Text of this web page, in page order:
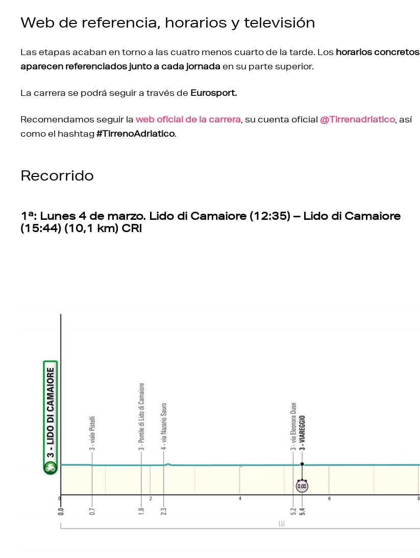
Web de referencia, horarios y televisión
Las etapas acaban en torno a las cuatro menos cuarto de la tarde. Los horarios concretos
aparecen referenciados junto a cada jornada en su parte superior.
La carrera se podrá seguir a través de Eurosport.
Recomendamos seguir la web oficial de la carrera , su cuenta oficial @Tirrenadriatico , así
como el hashtag#TirrenoAdriatico.
Recorrido
1ª: Lunes 4 de marzo. Lido di Camaiore (12:35) – Lido di Camaiore
(15:44) (10,1 km) CRI